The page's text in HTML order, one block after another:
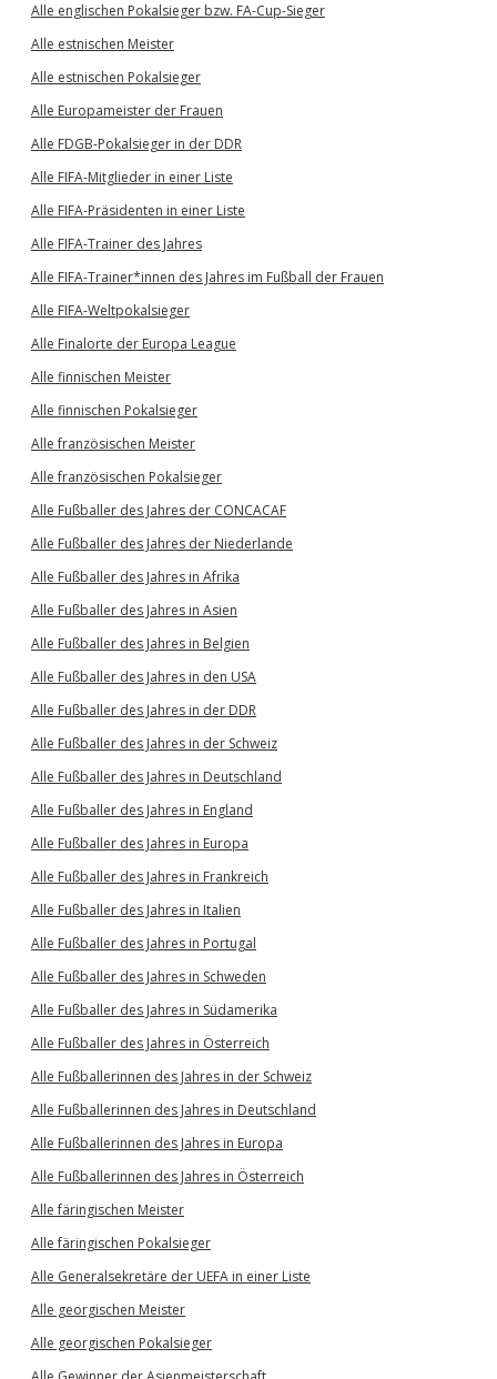
Alle englischen Pokalsieger bzw. FA-Cup-Sieger
Alle estnischen Meister
Alle estnischen Pokalsieger
Alle Europameister der Frauen
Alle FDGB-Pokalsieger in der DDR
Alle FIFA-Mitglieder in einer Liste
Alle FIFA-Präsidenten in einer Liste
Alle FIFA-Trainer des Jahres
Alle FIFA-Trainer*innen des Jahres im Fußball der Frauen
Alle FIFA-Weltpokalsieger
Alle Finalorte der Europa League
Alle finnischen Meister
Alle finnischen Pokalsieger
Alle französischen Meister
Alle französischen Pokalsieger
Alle Fußballer des Jahres der CONCACAF
Alle Fußballer des Jahres der Niederlande
Alle Fußballer des Jahres in Afrika
Alle Fußballer des Jahres in Asien
Alle Fußballer des Jahres in Belgien
Alle Fußballer des Jahres in den USA
Alle Fußballer des Jahres in der DDR
Alle Fußballer des Jahres in der Schweiz
Alle Fußballer des Jahres in Deutschland
Alle Fußballer des Jahres in England
Alle Fußballer des Jahres in Europa
Alle Fußballer des Jahres in Frankreich
Alle Fußballer des Jahres in Italien
Alle Fußballer des Jahres in Portugal
Alle Fußballer des Jahres in Schweden
Alle Fußballer des Jahres in Südamerika
Alle Fußballer des Jahres in Österreich
Alle Fußballerinnen des Jahres in der Schweiz
Alle Fußballerinnen des Jahres in Deutschland
Alle Fußballerinnen des Jahres in Europa
Alle Fußballerinnen des Jahres in Österreich
Alle färingischen Meister
Alle färingischen Pokalsieger
Alle Generalsekretäre der UEFA in einer Liste
Alle georgischen Meister
Alle georgischen Pokalsieger